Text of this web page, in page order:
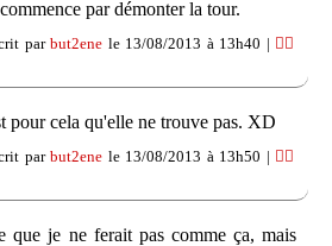
par démonter la tour.
parbut2ene le 13/08/2013 à 13h40 | 👍🏽
pour cela qu'elle ne trouve pas. XD
parbut2ene le 13/08/2013 à 13h50 | 👍🏽
que je ne ferait pas comme ça, mais